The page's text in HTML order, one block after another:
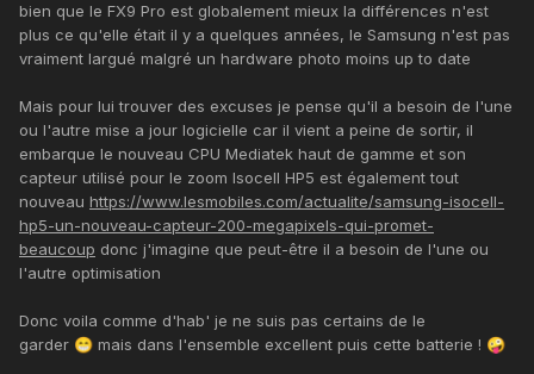
bien que le FX9 Pro est globalement mieux la différences n'est
plus ce qu'elle était il y a quelques années, le Samsung n'est pas
vraiment largué malgré un hardware photo moins up to date
Mais pour lui trouver des excuses je pense qu'il a besoin de l'une
ou l'autre mise a jour logicielle car il vient a peine de sortir, il
embarque le nouveau CPU Mediatek haut de gamme et son
capteur utilisé pour le zoom Isocell HP5 est également tout
nouveau https://www.lesmobiles.com/actualite/samsung-isocell-
hp5-un-nouveau-capteur-200-megapixels-qui-promet-
beaucoup donc j'imagine que peut-être il a besoin de l'une ou
l'autre optimisation
Donc voila comme d'hab' je ne suis pas certains de le
garder 😁 mais dans l'ensemble excellent puis cette batterie ! 🤪